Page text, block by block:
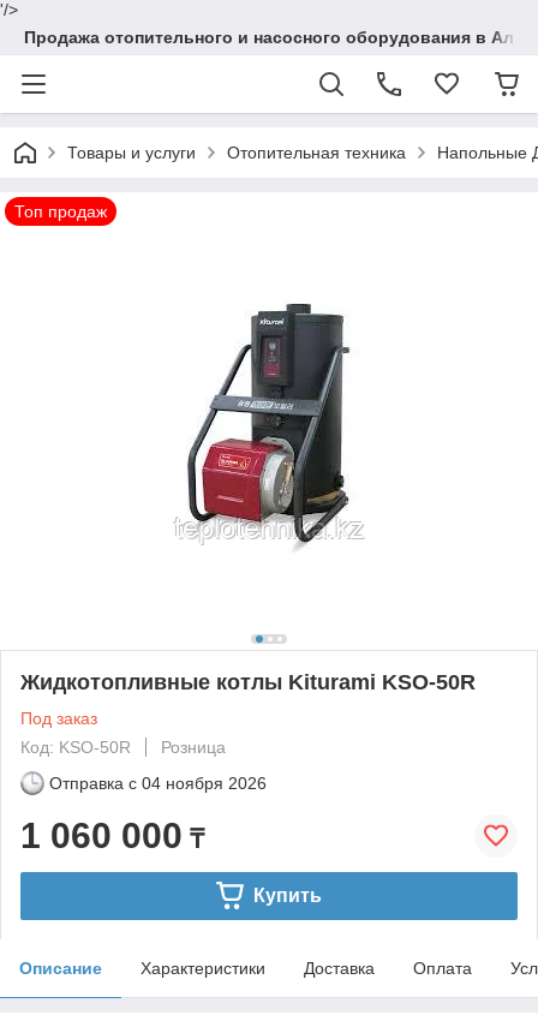
'/>
Продажа отопительного и насосного оборудования в
Товары и услуги Отопительная техника Напольные
Топ продаж
Жидкотопливные котлы Kiturami KSO-50R
Под заказ
Код: KSO-50R
Розница
Отправка с 04 ноября 2026
1 060 000 ₸
Купить
Описание Характеристики Доставка Оплата